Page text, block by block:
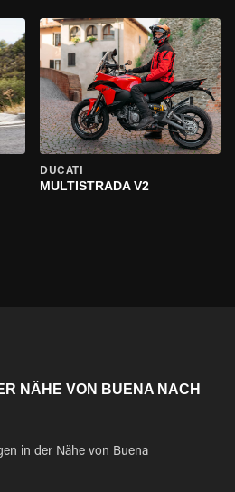
DUCATI
MULTISTRADA V2
NÄHE VON BUENA NACH
in der Nähe von Buena